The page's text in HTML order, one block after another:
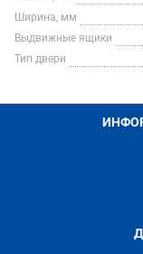
Ширина, мм
Выдвижные ящики
Тип двери